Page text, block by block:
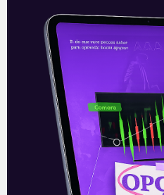
Leia mais
05/11/2020